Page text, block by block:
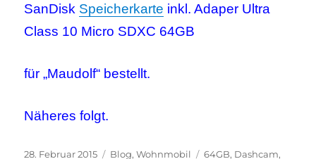
SanDisk Speicherkarte inkl. Adaper Ultra
Class 10 Micro SDXC 64GB
für „Maudolf“ bestellt.
Näheres folgt.
Veröffentlicht
28. Februar 2015 Kategorien
Blog,Wohnmobil Schlagwörter
64GB, Dashcam,